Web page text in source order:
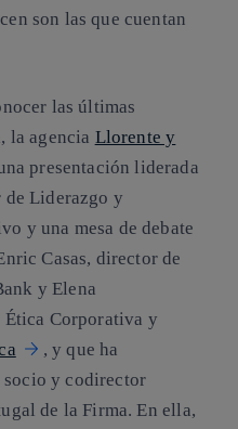
son las que cuentan
las últimas
la agencia Llorente y
presentación liderada
de Liderazgo y
y una mesa de debate
Casas, director de
yElena
Ética Corporativa y
, y que ha
socio y codirector
de la Firma. En ella,